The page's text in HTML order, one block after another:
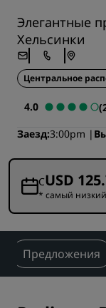
Элегантные
Хельсинки
Центральное
4.0
Заезд 3:00pm
СUSD
* самый
Предложения